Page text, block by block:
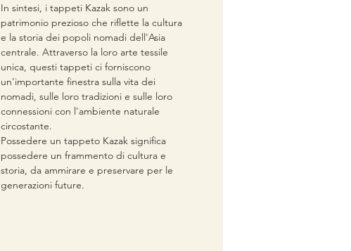
In sintesi, i tappeti Kazak sono un
patrimonio prezioso che riflette la cultura
e la storia dei popoli nomadi dell'Asia
centrale. Attraverso la loro arte tessile
unica, questi tappeti ci forniscono
un'importante finestra sulla vita dei
nomadi, sulle loro tradizioni e sulle loro
connessioni con l'ambiente naturale
circostante.
Possedere un tappeto Kazak significa
possedere un frammento di cultura e
storia, da ammirare e preservare per le
generazioni future.